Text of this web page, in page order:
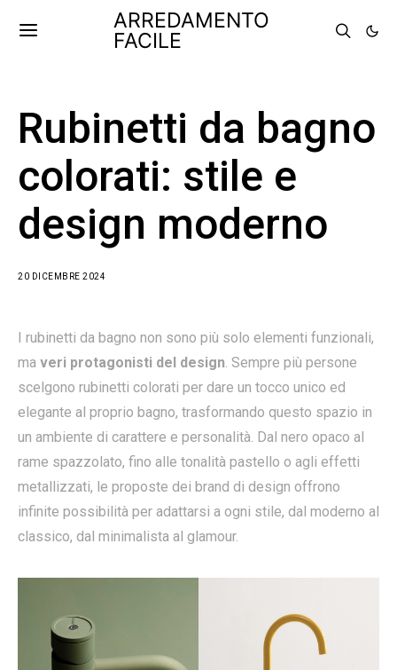
ARREDAMENTO
FACILE
Rubinetti da bagno
colorati: stile e
design moderno
20 DICEMBRE 2024
I rubinetti da bagno non sono più solo elementi funzionali,
ma veri protagonisti del design. Sempre più persone
scelgono rubinetti colorati per dare un tocco unico ed
elegante al proprio bagno, trasformando questo spazio in
un ambiente di carattere e personalità. Dal nero opaco al
rame spazzolato, fino alle tonalità pastello o agli effetti
metallizzati, le proposte dei brand di design offrono
infinite possibilità per adattarsi a ogni stile, dal moderno al
classico, dal minimalista al glamour.